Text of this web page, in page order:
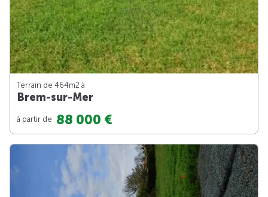
Terrain de 464m2 à
Brem-sur-Mer
à partir de 88 000 €